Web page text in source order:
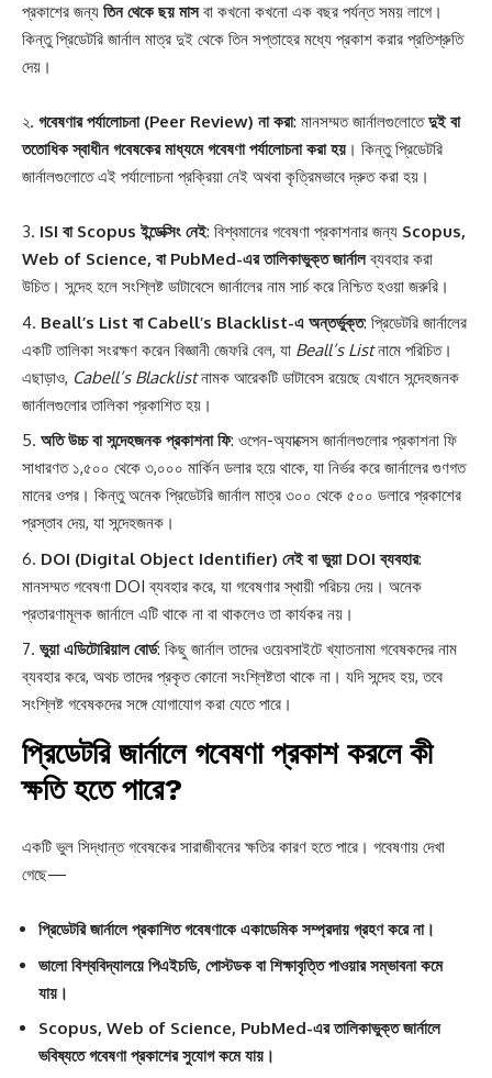
প্রকাশের জন্য তিন থেকে ছয় মাসবা কখনো কখনো এক বছর পর্যন্ত সময় লাগে।
কিন্তু প্রিডেটরি জার্নাল মাত্র দুই থেকে তিন সপ্তাহের মধ্যে প্রকাশ করার প্রতিশ্রুতি
দেয়।
২. গবেষণার পর্যালোচনা (Peer Review) না করা: মানসম্মত জার্নালগুলোতেদুই বা
ততোধিক স্বাধীন গবেষকের মাধ্যমে গবেষণা পর্যালোচনা করা হয়। কিন্তু প্রিডেটরি
জার্নালগুলোতে এই পর্যালোচনা প্রক্রিয়া নেই অথবা কৃত্রিমভাবে দ্রুত করা হয়।
ISI বা Scopus ইন্ডেক্সিং নেই: বিশ্বমানের গবেষণা প্রকাশনার জন্য Scopus,
Web of Science, বা PubMed-এর তালিকাভুক্ত জার্নালব্যবহার করা
উচিত। সন্দেহ হলে সংশ্লিষ্ট ডাটাবেসে জার্নালের নাম সার্চ করে নিশ্চিত হওয়া জরুরি।
Beall’s List বা Cabell’s Blacklist-এ অন্তর্ভুক্ত: প্রিডেটরি জার্নালের
একটি তালিকা সংরক্ষণ করেন বিজ্ঞানী জেফরি বেল, যা Beall’s Listনামে পরিচিত।
এছাড়াও, Cabell’s Blacklistনামক আরেকটি ডাটাবেস রয়েছে যেখানে সন্দেহজনক
জার্নালগুলোর তালিকা প্রকাশিত হয়।
অতি উচ্চ বা সন্দেহজনক প্রকাশনা ফি: ওপেন-অ্যাক্সেস জার্নালগুলোর প্রকাশনা ফি
সাধারণত ১,৫০০ থেকে ৩,০০০ মার্কিন ডলার হয়ে থাকে, যা নির্ভর করে জার্নালের গুণগত
মানের ওপর। কিন্তু অনেক প্রিডেটরি জার্নাল মাত্র ৩০০ থেকে ৫০০ ডলারে প্রকাশের
প্রস্তাব দেয়, যা সন্দেহজনক।
DOI (Digital Object Identifier) নেই বা ভুয়া DOI ব্যবহার:
মানসম্মত গবেষণা DOI ব্যবহার করে, যা গবেষণার স্থায়ী পরিচয় দেয়। অনেক
প্রতারণামূলক জার্নালে এটি থাকে না বা থাকলেও তা কার্যকর নয়।
ভুয়া এডিটোরিয়াল বোর্ড: কিছু জার্নাল তাদের ওয়েবসাইটে খ্যাতনামা গবেষকদের নাম
ব্যবহার করে, অথচ তাদের প্রকৃত কোনো সংশ্লিষ্টতা থাকে না। যদি সন্দেহ হয়, তবে
সংশ্লিষ্ট গবেষকদের সঙ্গে যোগাযোগ করা যেতে পারে।
প্রিডেটরি জার্নালে গবেষণা প্রকাশ করলে কী
ক্ষতি হতে পারে?
একটি ভুল সিদ্ধান্ত গবেষকের সারাজীবনের ক্ষতির কারণ হতে পারে। গবেষণায় দেখা
গেছে—
প্রিডেটরি জার্নালে প্রকাশিত গবেষণাকে একাডেমিক সম্প্রদায় গ্রহণ করে না।
ভালো বিশ্ববিদ্যালয়ে পিএইচডি, পোস্টডক বা শিক্ষাবৃত্তি পাওয়ার সম্ভাবনা কমে
যায়।
Scopus, Web of Science, PubMed-এর তালিকাভুক্ত জার্নালে
ভবিষ্যতে গবেষণা প্রকাশের সুযোগ কমে যায়।